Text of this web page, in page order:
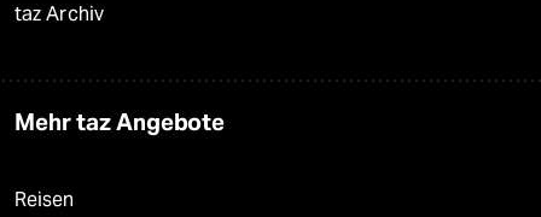
taz Archiv
Mehr taz Angebote
Reisen